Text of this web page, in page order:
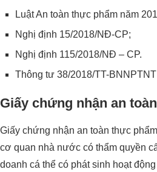
Luật An toàn thực phẩm năm
Nghị định 15/2018/NĐ-CP;
Nghị định 115/2018/NĐ – CP.
Thông tư 38/2018/TT-BNNPTNT
Giấy chứng nhận an
Giấy chứng nhận an toàn thực
cơ quan nhà nước có thẩm quyền
doanh cá thể có phát sinh hoạt